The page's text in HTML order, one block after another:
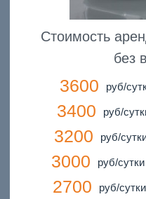
Стоимость
без
3600 руб/
3400 руб/
3200 руб/
3000 руб/
2700 руб/